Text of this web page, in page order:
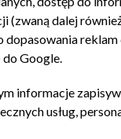
(zwaną dalej
Google.
informacje
usług,